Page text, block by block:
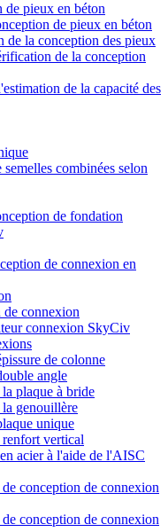
pieux en béton
de pieux en béton
la conception des pieux
de la conception
de la capacité des
combinées selon
de fondation
de connexion en
de connexion
connexion SkyCiv
de colonne
angle
plaque à bride
genouillère
unique
vertical
acier à l'aide de l'AISC
conception de connexion
conception de connexion